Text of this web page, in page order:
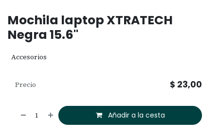
Mochila laptop XTRATECH
Negra 15.6"
Accesorios
Añadir a la cesta
Precio $ 23,00